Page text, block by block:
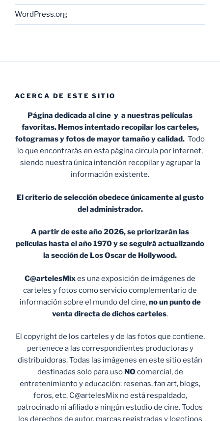
WordPress.org
ACERCA DE ESTE SITIO
Página dedicada al cine y a nuestras películas
favoritas. Hemos intentado recopilar los carteles,
fotogramas y fotos de mayor tamaño y calidad. Todo
lo que encontrarás en esta página circula por internet,
siendo nuestra única intención recopilar y agrupar la
información existente.
El criterio de selección obedece únicamente al gusto
del administrador.
A partir de este año 2026, se priorizarán las
películas hasta el año 1970 y se seguirá actualizando
la sección de Los Oscar de Hollywood.
C@artelesMixes una exposición de imágenes de
carteles y fotos como servicio complementario de
información sobre el mundo del cine,no un punto de
venta directa de dichos carteles.
El copyright de los carteles y de las fotos que contiene,
pertenece a las correspondientes productoras y
distribuidoras. Todas las imágenes en este sitio están
destinadas solo para uso NO comercial, de
entretenimiento y educación: reseñas, fan art, blogs,
foros, etc. C@artelesMix no está respaldado,
patrocinado ni afiliado a ningún estudio de cine. Todos
los derechos de autor, marcas registradas y logotipos